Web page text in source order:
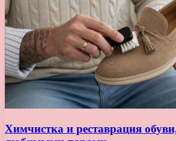
Химчистка и реставрация